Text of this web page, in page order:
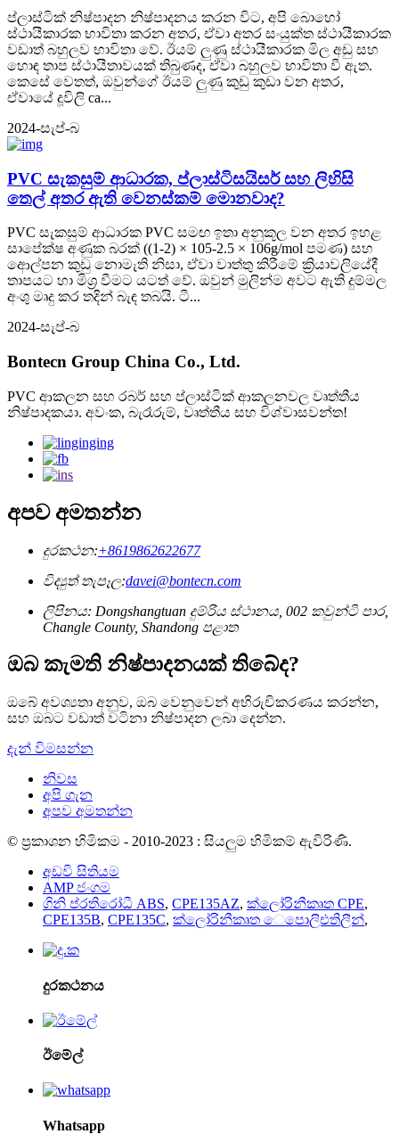
ප්ලාස්ටික් නිෂ්පාදන නිෂ්පාදනය කරන විට, අපි බොහෝ
ස්ථායීකාරක භාවිතා කරන අතර, ඒවා අතර සංයුක්ත ස්ථායීකාරක
වඩාත් බහුලව භාවිතා වේ. ඊයම් ලුණු ස්ථායීකාරක මිල අඩු සහ
හොඳ තාප ස්ථායීතාවයක් තිබුණද, ඒවා බහුලව භාවිතා වී ඇත.
කෙසේ වෙතත්, ඔවුන්ගේ ඊයම් ලුණු කුඩු කුඩා වන අතර,
ඒවායේ දූවිලි ca...
2024-සැප්-බ
PVC සැකසුම් ආධාරක, ප්ලාස්ටිසයිසර් සහ ලිහිසි
තෙල් අතර ඇති වෙනස්කම් මොනවාද?
PVC සැකසුම් ආධාරක PVC සමඟ ඉතා අනුකූල වන අතර ඉහළ
සාපේක්ෂ අණුක බරක් ((1-2) × 105-2.5 × 106g/mol පමණ) සහ
ආෙල්පන කුඩු නොමැති නිසා, ඒවා වාත්තු කිරීමේ ක්‍රියාවලියේදී
තාපයට හා මිශ්‍ර වීමට යටත් වේ. ඔවුන් මුලින්ම අවට ඇති දුම්මල
අංශු මෘදු කර තදින් බැඳ තබයි. ටී...
2024-සැප්-බ
Bontecn Group China Co., Ltd.
PVC ආකලන සහ රබර් සහ ප්ලාස්ටික් ආකලනවල වෘත්තීය
නිෂ්පාදකයා. අවංක, බැරෑරුම්, වෘත්තීය සහ විශ්වාසවන්ත!
අපව අමතන්න
දුරකථන:+8619862622677
විද්‍යුත් තැපෑල:davei@bontecn.com
ලිපිනය: Dongshangtuan දුම්රිය ස්ථානය, 002 කවුන්ටි පාර,
Changle County, Shandong පළාත
ඔබ කැමති නිෂ්පාදනයක් තිබේද?
ඔබේ අවශ්‍යතා අනුව, ඔබ වෙනුවෙන් අභිරුචිකරණය කරන්න,
සහ ඔබට වඩාත් වටිනා නිෂ්පාදන ලබා දෙන්න.
දැන් විමසන්න
නිවස
අපි ගැන
අපව අමතන්න
© ප්‍රකාශන හිමිකම - 2010-2023 : සියලුම හිමිකම් ඇවිරිණි.
අඩවි සිතියම
AMP ජංගම
ගිනි ප්රතිරෝධී ABS, CPE135AZ, ක්ලෝරිනීකෘත CPE,
CPE135B, CPE135C, ක්ලෝරිනීකෘත ෙපොලිඑතිලීන්,
දුරකථනය
ඊමේල්
Whatsapp